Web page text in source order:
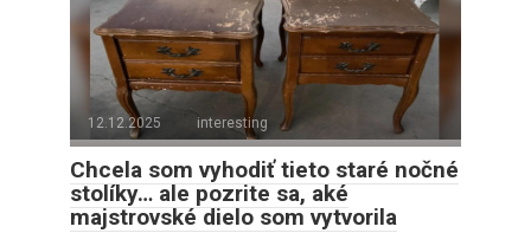
12.12.2025 interesting
Chcela som vyhodiť tieto staré nočné
stolíky… ale pozrite sa, aké
majstrovské dielo som vytvorila